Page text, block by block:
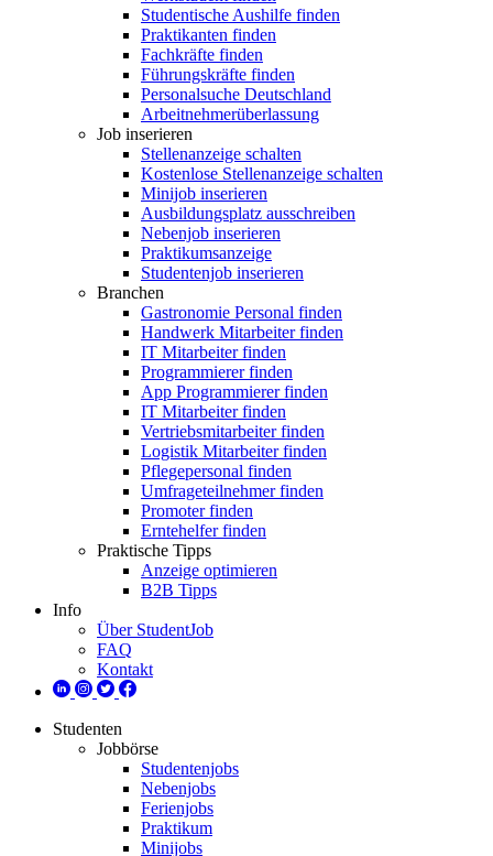
Studentische Aushilfe finden
Praktikanten finden
Fachkräfte finden
Führungskräfte finden
Personalsuche Deutschland
Arbeitnehmerüberlassung
Job inserieren
Stellenanzeige schalten
Kostenlose Stellenanzeige schalten
Minijob inserieren
Ausbildungsplatz ausschreiben
Nebenjob inserieren
Praktikumsanzeige
Studentenjob inserieren
Branchen
Gastronomie Personal finden
Handwerk Mitarbeiter finden
IT Mitarbeiter finden
Programmierer finden
App Programmierer finden
IT Mitarbeiter finden
Vertriebsmitarbeiter finden
Logistik Mitarbeiter finden
Pflegepersonal finden
Umfrageteilnehmer finden
Promoter finden
Erntehelfer finden
Praktische Tipps
Anzeige optimieren
B2B Tipps
Info
Über StudentJob
FAQ
Kontakt
Studenten
Jobbörse
Studentenjobs
Nebenjobs
Ferienjobs
Praktikum
Minijobs